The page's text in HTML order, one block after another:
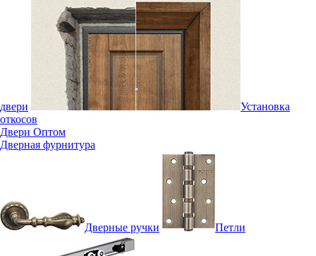
двери
Установка
откосов
Двери Оптом
Дверная фурнитура
Дверные ручки Петли